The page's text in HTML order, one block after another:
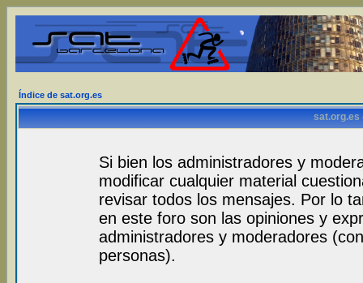
Índice de sat.org.es
sat.org.es
Si bien los administradores y
modificar cualquier material
revisar todos los mensajes. Por lo
en este foro son las opiniones y
administradores y moderadores
personas).